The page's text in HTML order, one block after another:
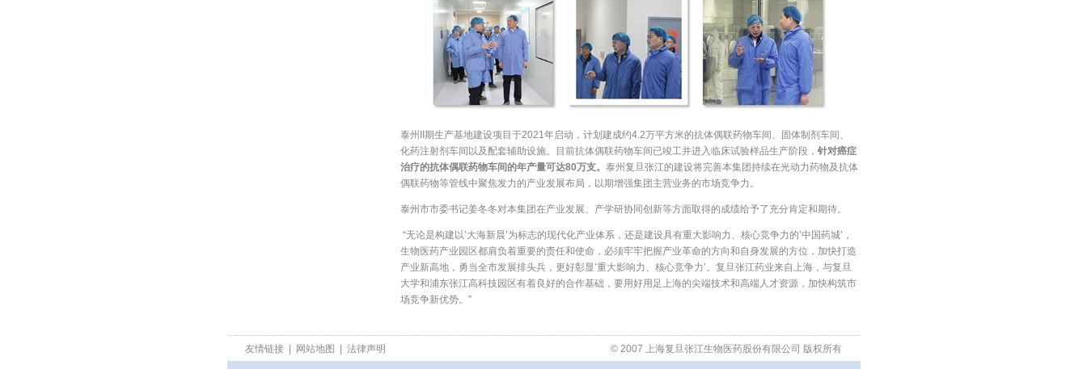
泰州II期生产基地建设项目于2021年启动，计划建成约4.2万平方米的抗体偶联药物车间、固体制剂车间、
化药注射剂车间以及配套辅助设施。目前抗体偶联药物车间已竣工并进入临床试验样品生产阶段， 针对癌症
治疗的抗体偶联药物车间的年产量可达80万支。 泰州复旦张江的建设将完善本集团持续在光动力药物及抗体
偶联药物等管线中聚焦发力的产业发展布局，以期增强集团主营业务的市场竞争力。
泰州市市委书记姜冬冬对本集团在产业发展、产学研协同创新等方面取得的成绩给予了充分肯定和期待。
“无论是构建以’大海新晨’为标志的现代化产业体系，还是建设具有重大影响力、核心竞争力的’中国药城’，
生物医药产业园区都肩负着重要的责任和使命，必须牢牢把握产业革命的方向和自身发展的方位，加快打造
产业新高地，勇当全市发展排头兵，更好彰显’重大影响力、核心竞争力’。复旦张江药业来自上海，与复旦
大学和浦东张江高科技园区有着良好的合作基础，要用好用足上海的尖端技术和高端人才资源，加快构筑市
场竞争新优势。”
友情链接 网站地图 法律声明 © 2007 上海复旦张江生物医药股份有限公司 版权所有